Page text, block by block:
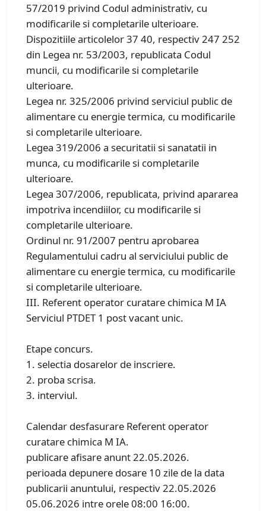
57/2019 privind Codul administrativ, cu
modificarile si completarile ulterioare.
Dispozitiile articolelor 37 40, respectiv 247 252
din Legea nr. 53/2003, republicata Codul
muncii, cu modificarile si completarile
ulterioare.
Legea nr. 325/2006 privind serviciul public de
alimentare cu energie termica, cu modificarile
si completarile ulterioare.
Legea 319/2006 a securitatii si sanatatii in
munca, cu modificarile si completarile
ulterioare.
Legea 307/2006, republicata, privind apararea
impotriva incendiilor, cu modificarile si
completarile ulterioare.
Ordinul nr. 91/2007 pentru aprobarea
Regulamentului cadru al serviciului public de
alimentare cu energie termica, cu modificarile
si completarile ulterioare.
III. Referent operator curatare chimica M IA
Serviciul PTDET 1 post vacant unic.
Etape concurs.
1. selectia dosarelor de inscriere.
2. proba scrisa.
3. interviul.
Calendar desfasurare Referent operator
curatare chimica M IA.
publicare afisare anunt 22.05.2026.
perioada depunere dosare 10 zile de la data
publicarii anuntului, respectiv 22.05.2026
05.06.2026 intre orele 08:00 16:00.